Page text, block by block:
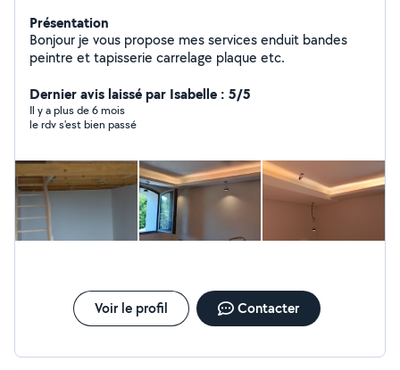
Présentation
Bonjour je vous propose mes services enduit bandes
peintre et tapisserie carrelage plaque etc.
Dernier avis laissé par Isabelle : 5/5
Il y a plus de 6 mois
le rdv s'est bien passé
Voir le profil Contacter